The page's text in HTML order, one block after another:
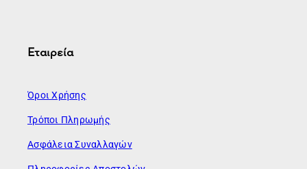
Εταιρεία
Όροι Χρήσης
Τρόποι Πληρωμής
Ασφάλεια Συναλλαγών